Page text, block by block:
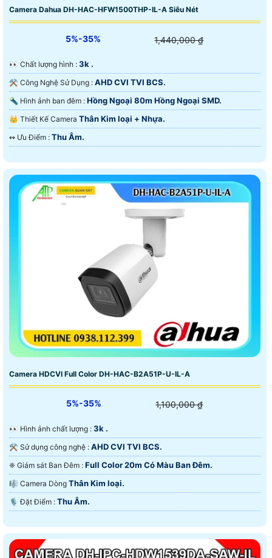
Camera Dahua DH-HAC-HFW1500THP-IL-A Siêu Nét
5%-35% 1,440,000 ₫
️👀 Chất lượng hình : 3k .
⚒ Công Nghệ Sử Dụng : AHD CVI TVI BCS.
🔦 Hình ảnh ban đêm : Hồng Ngoại 80m Hồng Ngoại SMD.
👑 Thiết Kế Camera Thân Kim loại + Nhựa.
️↭ Ưu Điểm : Thu Âm.
Camera HDCVI Full Color DH-HAC-B2A51P-U-IL-A
5%-35% 1,100,000 ₫
️👀 Hình ảnh chất lượng : 3k .
⚒ Sử dụng công nghệ : AHD CVI TVI BCS.
❈ Giám sát Ban Đêm : Full Color 20m Có Màu Ban Ðêm.
🎼️ Camera Dòng Thân Kim loại.
️🎙 Đặt Điểm : Thu Âm.